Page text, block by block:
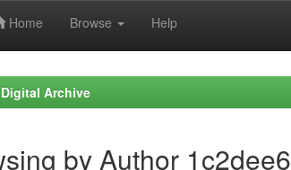
Home Browse Help
Archive
by Author